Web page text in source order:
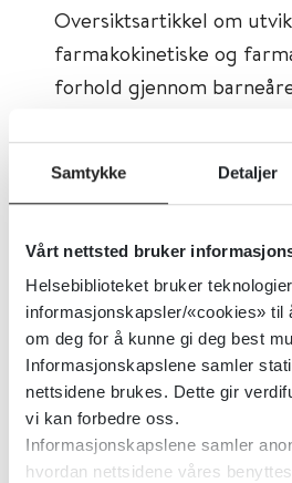
Samtykke Detaljer
Vårt nettsted bruker
Helsebiblioteket bruker
informasjonskapsler/«cookies» til
om deg for å kunne gi deg best
Informasjonskapslene samler
nettsidene brukes. Dette gir
vi kan forbedre oss.
Informasjonskapslene samler
hvordan nettsidene våres
Oversiktsartikkel om
farmakokinetiske og
forhold gjennom
dosering av legemidler.
Tema:Farmakodynamikk
farmakokinetikk, Barn og
legemiddelhåndtering,
Emner:Barn og unge,
Dokumenttype:Artikler
Utgiver:The New
Medicine
Språk:Engelsk